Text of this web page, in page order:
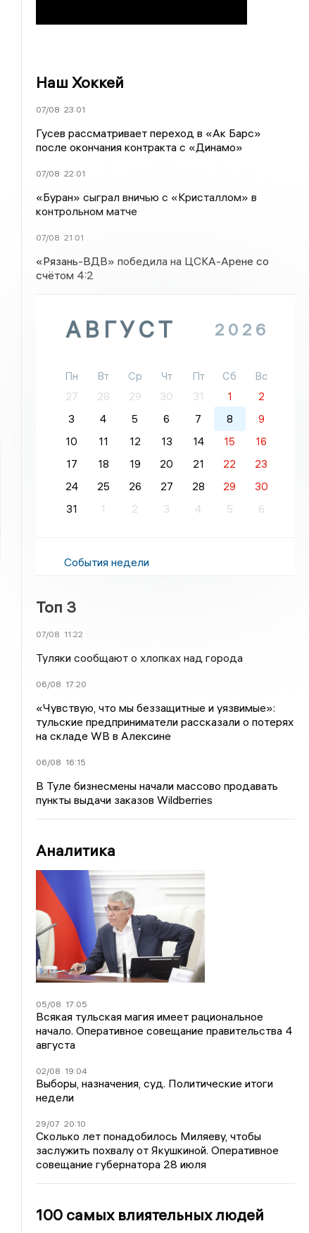
Наш Хоккей
07/08 23:01
Гусев рассматривает переход в «Ак Барс»
после окончания контракта с «Динамо»
07/08 22:01
«Буран» сыграл вничью с «Кристаллом» в
контрольном матче
07/08 21:01
«Рязань-ВДВ» победила на ЦСКА-Арене со
счётом 4:2
АВГУСТ 2026
Пн Вт Ср Чт Пт Сб
Вс
27
28 29 30 31 1
2
3
4 5 6 7 8
9
10
11 12 13 14 15
16
17
18 19 20 21 22
23
24
25 26 27 28 29
30
31
1 2 3 4 5 6
События недели
Топ 3
07/08 11:22
Туляки сообщают о хлопках над города
06/08 17:20
«Чувствую, что мы беззащитные и уязвимые»:
тульские предприниматели рассказали о потерях
на складе WB в Алексине
06/08 16:15
В Туле бизнесмены начали массово продавать
пункты выдачи заказов Wildberries
Аналитика
05/08 17:05
Всякая тульская магия имеет рациональное
начало. Оперативное совещание правительства 4
августа
02/08 19:04
Выборы, назначения, суд. Политические итоги
недели
29/07 20:10
Сколько лет понадобилось Миляеву, чтобы
заслужить похвалу от Якушкиной. Оперативное
совещание губернатора 28 июля
100 самых влиятельных людей